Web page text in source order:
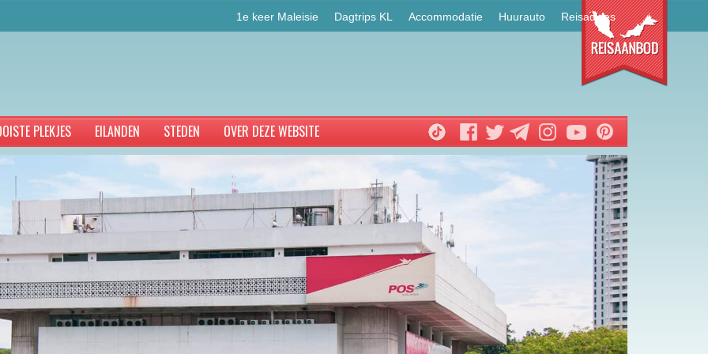
1e keer Maleisie Dagtrips KL Accommodatie Huurauto Reisadvies
PLEKJES EILANDEN STEDEN OVER DEZE WEBSITE